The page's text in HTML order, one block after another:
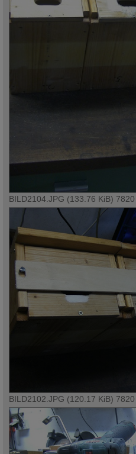
BILD2104.JPG (133.76 KiB)
BILD2102.JPG (120.17 KiB)